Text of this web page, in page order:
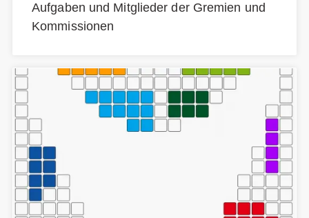
Aufgaben und Mitglieder der Gremien und
Kommissionen